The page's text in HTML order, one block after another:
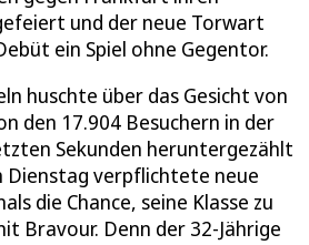
und der neue Torwart
ein Spiel ohne Gegentor.
huschte über das Gesicht von
den 17.904 Besuchern in der
Sekunden heruntergezählt
Dienstag verpflichtete neue
die Chance, seine Klasse zu
Bravour. Denn der 32-Jährige